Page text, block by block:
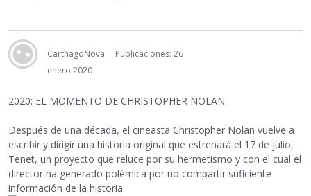
CarthagoNova
Publicaciones: 26
enero 2020
2020: EL MOMENTO DE CHRISTOPHER NOLAN
Después de una década, el cineasta Christopher Nolan vuelve a
escribir y dirigir una historia original que estrenará el 17 de julio,
Tenet, un proyecto que reluce por su hermetismo y con el cual el
director ha generado polémica por no compartir suficiente
información de la historia